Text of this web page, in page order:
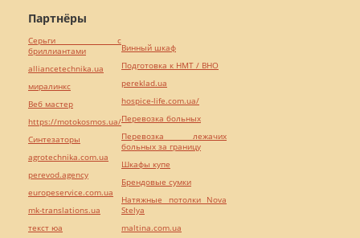
Партнёры
Серьги с
бриллиантами
alliancetechnika.ua
миралинкс
Веб мастер
https://motokosmos.ua/
Синтезаторы
agrotechnika.com.ua
perevod.agency
europeservice.com.ua
mk-translations.ua
текст юа
Винный шкаф
Подготовка к НМТ / ВНО
pereklad.ua
hospice-life.com.ua/
Перевозка больных
Перевозка лежачих
больных за границу
Шкафы купе
Брендовые сумки
Натяжные потолки Nova
Stelya
maltina.com.ua